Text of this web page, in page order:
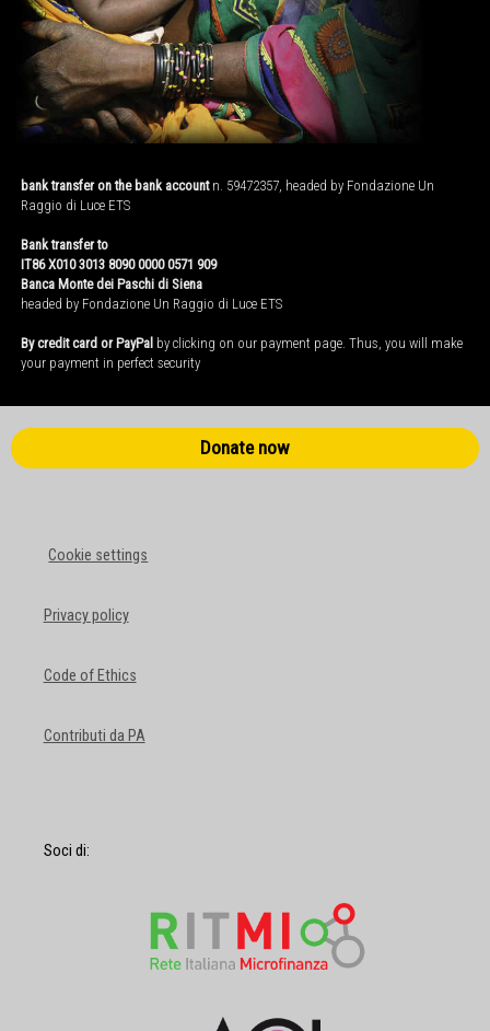
bank transfer on the bank accountn. 59472357, headed by Fondazione Un
Raggio di Luce ETS
Bank transfer to
IT86 X010 3013 8090 0000 0571 909
Banca Monte dei Paschi di Siena
headed by Fondazione Un Raggio di Luce ETS
By credit card or PayPal by clicking on our payment page. Thus, you will make
your payment in perfect security
Donate now
Cookie settings
Privacy policy
Code of Ethics
Contributi da PA
Soci di: